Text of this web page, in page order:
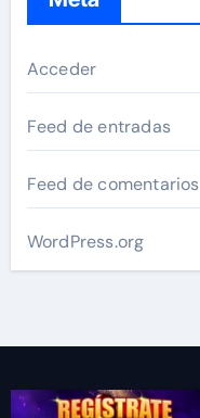
Acceder
Feed de entradas
Feed de comentarios
WordPress.org